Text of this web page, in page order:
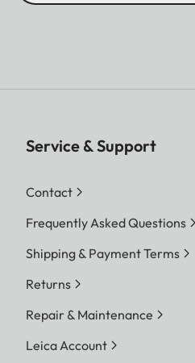
Service & Support
Contact
Frequently Asked Questions
Shipping & Payment Terms
Returns
Repair & Maintenance
Leica Account